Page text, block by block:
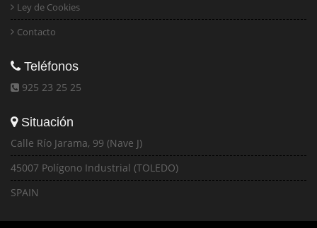
Ley de Cookies
Contacto
Teléfonos
925 23 25 25
Situación
Calle Río Jarama, 99 (Nave J)
45007 Polígono Industrial (TOLEDO)
SPAIN